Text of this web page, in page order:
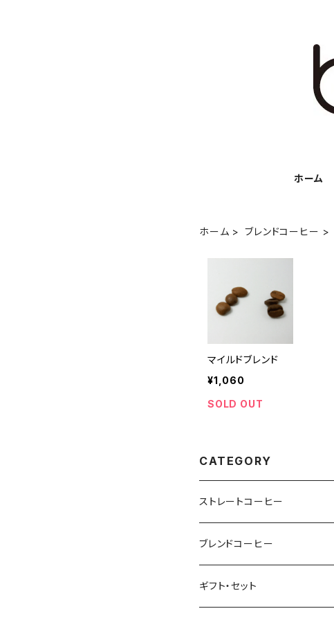
ホーム
ホーム ブレンドコーヒー
マイルドブレンド
¥1,060
SOLD OUT
CATEGORY
ストレートコーヒー
マイルド
さっぱり
ブレンドコーヒー
マイルド
ギフト・セット